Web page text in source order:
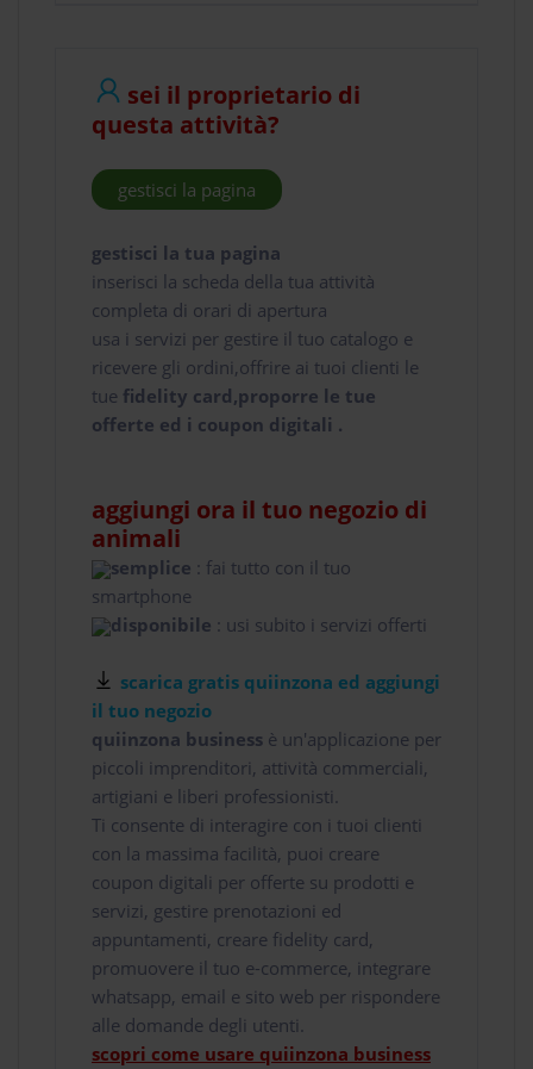
sei il proprietario di
questa attività?
gestisci la pagina
gestisci la tua pagina
inserisci la scheda della tua attività
completa di orari di apertura
usa i servizi per gestire il tuo catalogo e
ricevere gli ordini,offrire ai tuoi clienti le
tue fidelity card,proporre le tue
offerte ed i coupon digitali .
aggiungi ora il tuo negozio di
animali
semplice : fai tutto con il tuo
smartphone
disponibile : usi subito i servizi offerti
scarica gratis quiinzona ed aggiungi
il tuo negozio
quiinzona business è un'applicazione per
piccoli imprenditori, attività commerciali,
artigiani e liberi professionisti.
Ti consente di interagire con i tuoi clienti
con la massima facilità, puoi creare
coupon digitali per offerte su prodotti e
servizi, gestire prenotazioni ed
appuntamenti, creare fidelity card,
promuovere il tuo e-commerce, integrare
whatsapp, email e sito web per rispondere
alle domande degli utenti.
scopri come usare quiinzona business